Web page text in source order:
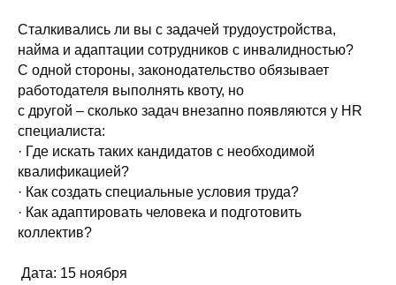
Сталкивались ли вы с задачей трудоустройства,
найма и адаптации сотрудников с инвалидностью?
С одной стороны, законодательство обязывает
работодателя выполнять квоту, но
с другой – сколько задач внезапно появляются у HR
специалиста:
· Где искать таких кандидатов с необходимой
квалификацией?
· Как создать специальные условия труда?
· Как адаптировать человека и подготовить
коллектив?
Дата: 15 ноября